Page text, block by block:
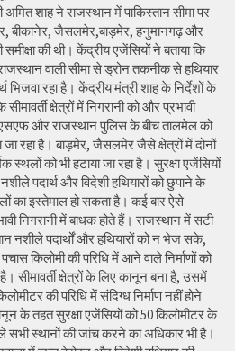
शाह ने राजस्थान में पाकिस्तान सीमा पर
बीकानेर, जैसलमेर,बाड़मेर, हनुमानगढ़ और
समीक्षा की थी। केंद्रीय एजेंसियों ने बताया कि
वाली सीमा से ड्रोन तकनीक से हथियार
भिजवा रहा है। केंद्रीय मंत्री शाह के निर्देशों के
क्षेत्रों में निगरानी को और प्रभावी
और राजस्थान पुलिस के बीच तालमेल को
रहा है। बाड़मेर, जैसलमेर जैसे क्षेत्रों में दोनों
स्थलों को भी हटाया जा रहा है। सुरक्षा एजेंसियों
पदार्थ और विदेशी हथियारों को छुपाने के
का इस्तेमाल हो सकता है। कई बार ऐसे
निगरानी में बाधक होते हैं। राजस्थान में सटी
नशीले पदार्थों और हथियारों को न भेज सके,
किलोमी की परिधि में आने वाले निर्माणों को
है। सीमावर्ती क्षेत्रों के लिए कानून बना है, उसमें
की परिधि में संदिग्ध निर्माण नहीं होने
के तहत सुरक्षा एजेंसियों को 50 किलोमीटर के
सभी स्थानों की जांच करने का अधिकार भी है।